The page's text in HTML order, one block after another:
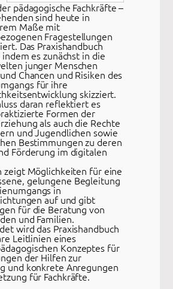
pädagogische Fachkräfte –
sind heute in
Maße mit
Fragestellungen
Das Praxishandbuch
es zunächst in die
junger Menschen
Chancen und Risiken des
für ihre
skizziert.
daran reflektiert es
Formen der
als auch die Rechte
und Jugendlichen sowie
Bestimmungen zu deren
Förderung im digitalen
zeigt Möglichkeiten für eine
gelungene Begleitung
in
auf und gibt
für die Beratung von
und Familien.
wird das Praxishandbuch
Leitlinien eines
Konzeptes für
der Hilfen zur
und konkrete Anregungen
für Fachkräfte.